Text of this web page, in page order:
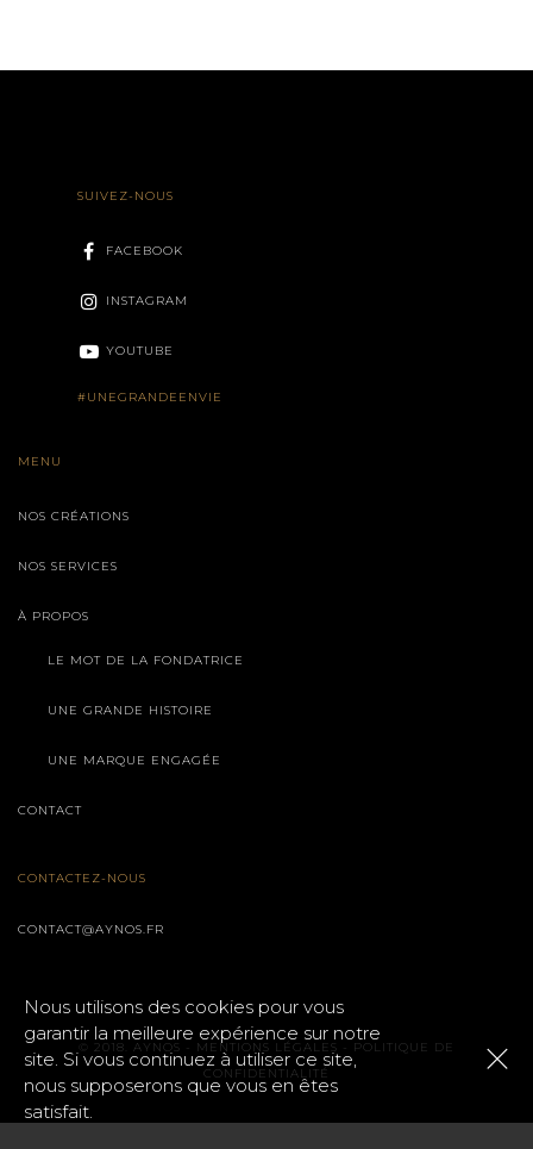
SUIVEZ-NOUS
FACEBOOK
INSTAGRAM
YOUTUBE
#UNEGRANDEENVIE
MENU
NOS CRÉATIONS
NOS SERVICES
À PROPOS
LE MOT DE LA FONDATRICE
UNE GRANDE HISTOIRE
UNE MARQUE ENGAGÉE
CONTACT
CONTACTEZ-NOUS
CONTACT@AYNOS.FR
© 2018. AYNOS - MENTIONS LÉGALES
POLITIQUE DE
CONFIDENTIALITÉ
Nous utilisons des cookies pour vous
garantir la meilleure expérience sur notre
site. Si vous continuez à utiliser ce site,
nous supposerons que vous en êtes
satisfait.